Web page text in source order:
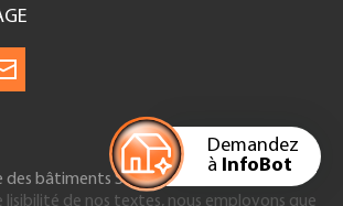
Demandez
à InfoBot
bâtiments Suisse
lisibilité de nos textes, nous employons que